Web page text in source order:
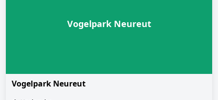
Vogelpark Neureut
Vogelpark Neureut